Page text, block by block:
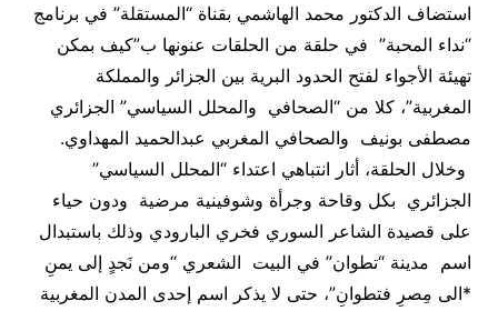
استضاف الدكتور محمد الهاشمي بقناة “المستقلة” في برنامج
“نداء المحبة” في حلقة من الحلقات عنونها ب”كيف بمكن
تهيئة الأجواء لفتح الحدود البرية بين الجزائر والمملكة
المغربية”، كلا من “الصحافي والمحلل السياسي” الجزائري
مصطفى بونيف والصحافي المغربي عبدالحميد المهداوي.
وخلال الحلقة، أثار انتباهي اعتداء “المحلل السياسي”
الجزائري بكل وقاحة وجرأة وشوفينية مرضية ودون حياء
على قصيدة الشاعر السوري فخري البارودي وذلك باستبدال
اسم مدينة “تطوان” في البيت الشعري “ومن نَجدٍ إلى يمنِ
*الى مِصرِ فتطوانِ”، حتى لا يذكر اسم إحدى المدن المغربية